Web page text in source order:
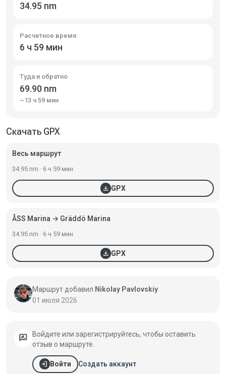
34.95 nm
Расчетное время
6 ч 59 мин
Туда и обратно
69.90 nm
~13 ч 59 мин
Скачать GPX
Весь маршрут
34.95 nm · 6 ч 59 мин
download GPX
ÅSS Marina → Gräddö Marina
34.95 nm · 6 ч 59 мин
download GPX
Маршрут добавил Nikolay Pavlovskiy
01 июля 2026
rate_review
Войдите или зарегистрируйтесь, чтобы оставить
отзыв о маршруте.
login Войти Создать аккаунт